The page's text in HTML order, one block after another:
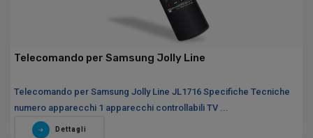
Telecomando per Samsung Jolly Line
Telecomando per Samsung Jolly Line JL1716 Specifiche Tecniche
numero apparecchi 1 apparecchi controllabili TV ...
Dettagli